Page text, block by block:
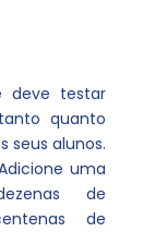
deve testar
quanto
seus alunos.
uma
de
de